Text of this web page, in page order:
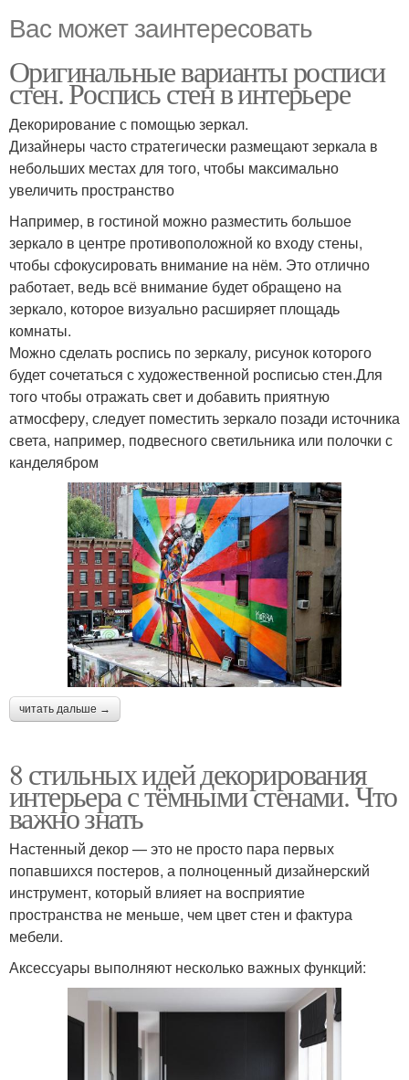
Вас может заинтересовать
Оригинальные варианты росписи
стен. Роспись стен в интерьере
Декорирование с помощью зеркал.
Дизайнеры часто стратегически размещают зеркала в
небольших местах для того, чтобы максимально
увеличить пространство
Например, в гостиной можно разместить большое
зеркало в центре противоположной ко входу стены,
чтобы сфокусировать внимание на нём. Это отлично
работает, ведь всё внимание будет обращено на
зеркало, которое визуально расширяет площадь
комнаты.
Можно сделать роспись по зеркалу, рисунок которого
будет сочетаться с художественной росписью стен.Для
того чтобы отражать свет и добавить приятную
атмосферу, следует поместить зеркало позади источника
света, например, подвесного светильника или полочки с
канделябром
читать дальше →
8 стильных идей декорирования
интерьера с тёмными стенами. Что
важно знать
Настенный декор — это не просто пара первых
попавшихся постеров, а полноценный дизайнерский
инструмент, который влияет на восприятие
пространства не меньше, чем цвет стен и фактура
мебели.
Аксессуары выполняют несколько важных функций: